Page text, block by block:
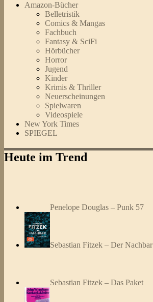
Amazon-Bücher
Belletristik
Comics & Mangas
Fachbuch
Fantasy & SciFi
Hörbücher
Horror
Jugend
Kinder
Krimis & Thriller
Neuerscheinungen
Spielwaren
Videospiele
New York Times
SPIEGEL
Heute im Trend
Penelope Douglas – Punk 57
Sebastian Fitzek – Der Nachbar
Sebastian Fitzek – Das Paket